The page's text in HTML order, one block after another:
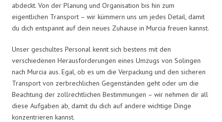
abdeckt. Von der Planung und Organisation bis hin zum
eigentlichen Transport – wir kümmern uns um jedes Detail, damit
du dich entspannt auf dein neues Zuhause in Murcia freuen kannst.
Unser geschultes Personal kennt sich bestens mit den
verschiedenen Herausforderungen eines Umzugs von Solingen
nach Murcia aus. Egal, ob es um die Verpackung und den sicheren
Transport von zerbrechlichen Gegenständen geht oder um die
Beachtung der zollrechtlichen Bestimmungen – wir nehmen dir all
diese Aufgaben ab, damit du dich auf andere wichtige Dinge
konzentrieren kannst.